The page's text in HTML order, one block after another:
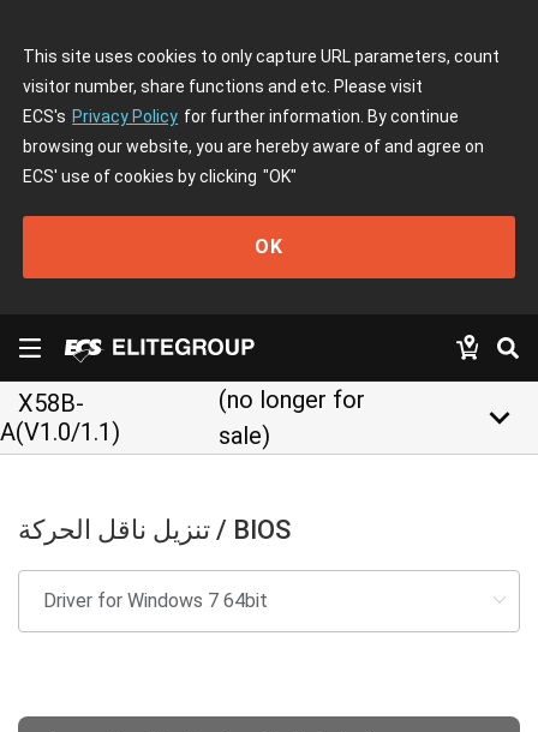
This site uses cookies to only capture URL parameters, count
visitor number, share functions and etc. Please visit
ECS's Privacy Policy for further information. By continue
browsing our website, you are hereby aware of and agree on
ECS' use of cookies by clicking "OK"
OK
X58B-
A(V1.0/1.1)
(no longer for
sale)
keyboard_arrow_down
تنزيل ناقل الحركة / BIOS